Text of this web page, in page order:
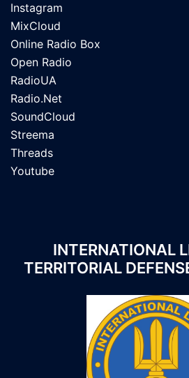
Instagram
MixCloud
Online Radio Box
Open Radio
RadioUA
Radio.Net
SoundCloud
Streema
Threads
Youtube
INTERNATIONAL
TERRITORIAL